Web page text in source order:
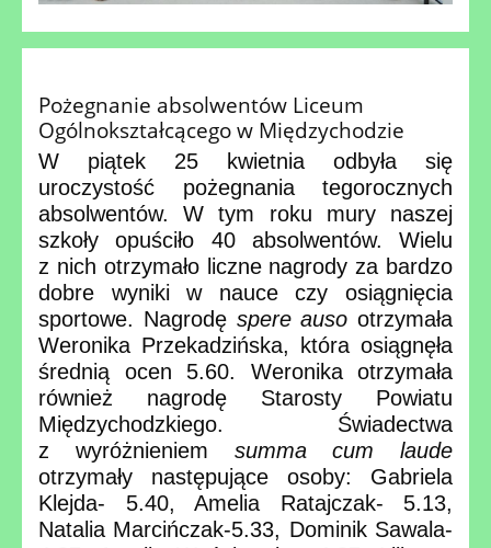
Pożegnanie absolwentów Liceum
Ogólnokształcącego w Międzychodzie
W piątek 25 kwietnia odbyła się
uroczystość pożegnania tegorocznych
absolwentów. W tym roku mury naszej
szkoły opuściło 40 absolwentów. Wielu
z nich otrzymało liczne nagrody za bardzo
dobre wyniki w nauce czy osiągnięcia
sportowe. Nagrodę spere auso otrzymała
Weronika Przekadzińska, która osiągnęła
średnią ocen 5.60. Weronika otrzymała
również nagrodę Starosty Powiatu
Międzychodzkiego. Świadectwa
z wyróżnieniem summa cum laude
otrzymały następujące osoby: Gabriela
Klejda- 5.40, Amelia Ratajczak- 5.13,
Natalia Marcińczak-5.33, Dominik Sawala-